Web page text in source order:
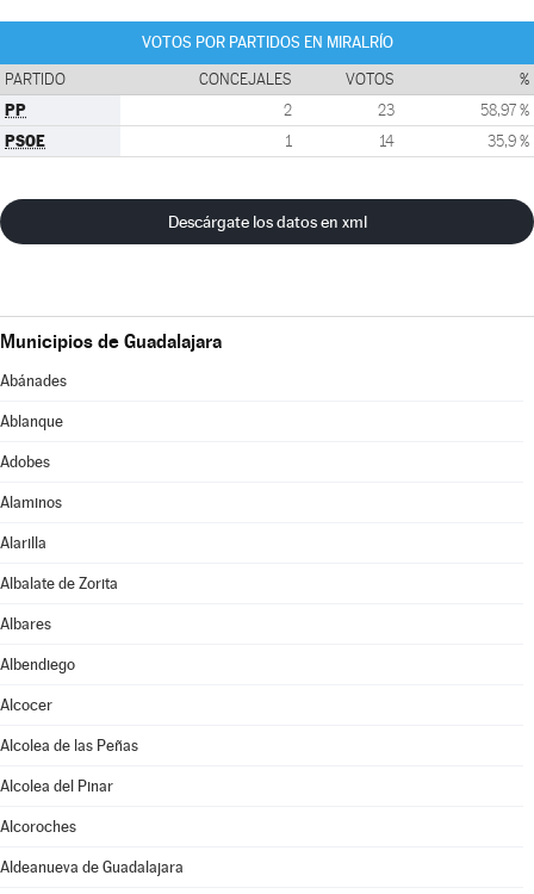
VOTOS POR PARTIDOS EN MIRALRÍO
PARTIDO CONCEJALES VOTOS %
PP 2 23 58,97 %
PSOE 1 14 35,9 %
Descárgate los datos en xml
Municipios de Guadalajara
Abánades
Ablanque
Adobes
Alaminos
Alarilla
Albalate de Zorita
Albares
Albendiego
Alcocer
Alcolea de las Peñas
Alcolea del Pinar
Alcoroches
Aldeanueva de Guadalajara